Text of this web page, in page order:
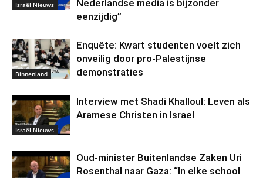
Israël Nieuws
Nederlandse media is bijzonder
eenzijdig”
Binnenland
Enquête: Kwart studenten voelt zich
onveilig door pro-Palestijnse
demonstraties
Israël Nieuws
Interview met Shadi Khalloul: Leven als
Aramese Christen in Israel
Oud-minister Buitenlandse Zaken Uri
Rosenthal naar Gaza: “In elke school